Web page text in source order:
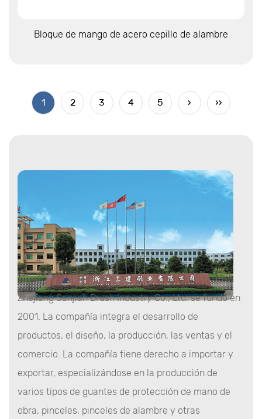
Ver más
Bloque de mango de acero cepillo de alambre
1 2 3 4 5 › ››
Zhejiang Sanjian Brush Industry Co., Ltd. se fundó en
2001. La compañía integra el desarrollo de
productos, el diseño, la producción, las ventas y el
comercio. La compañía tiene derecho a importar y
exportar, especializándose en la producción de
varios tipos de guantes de protección de mano de
obra, pinceles, pinceles de alambre y otras